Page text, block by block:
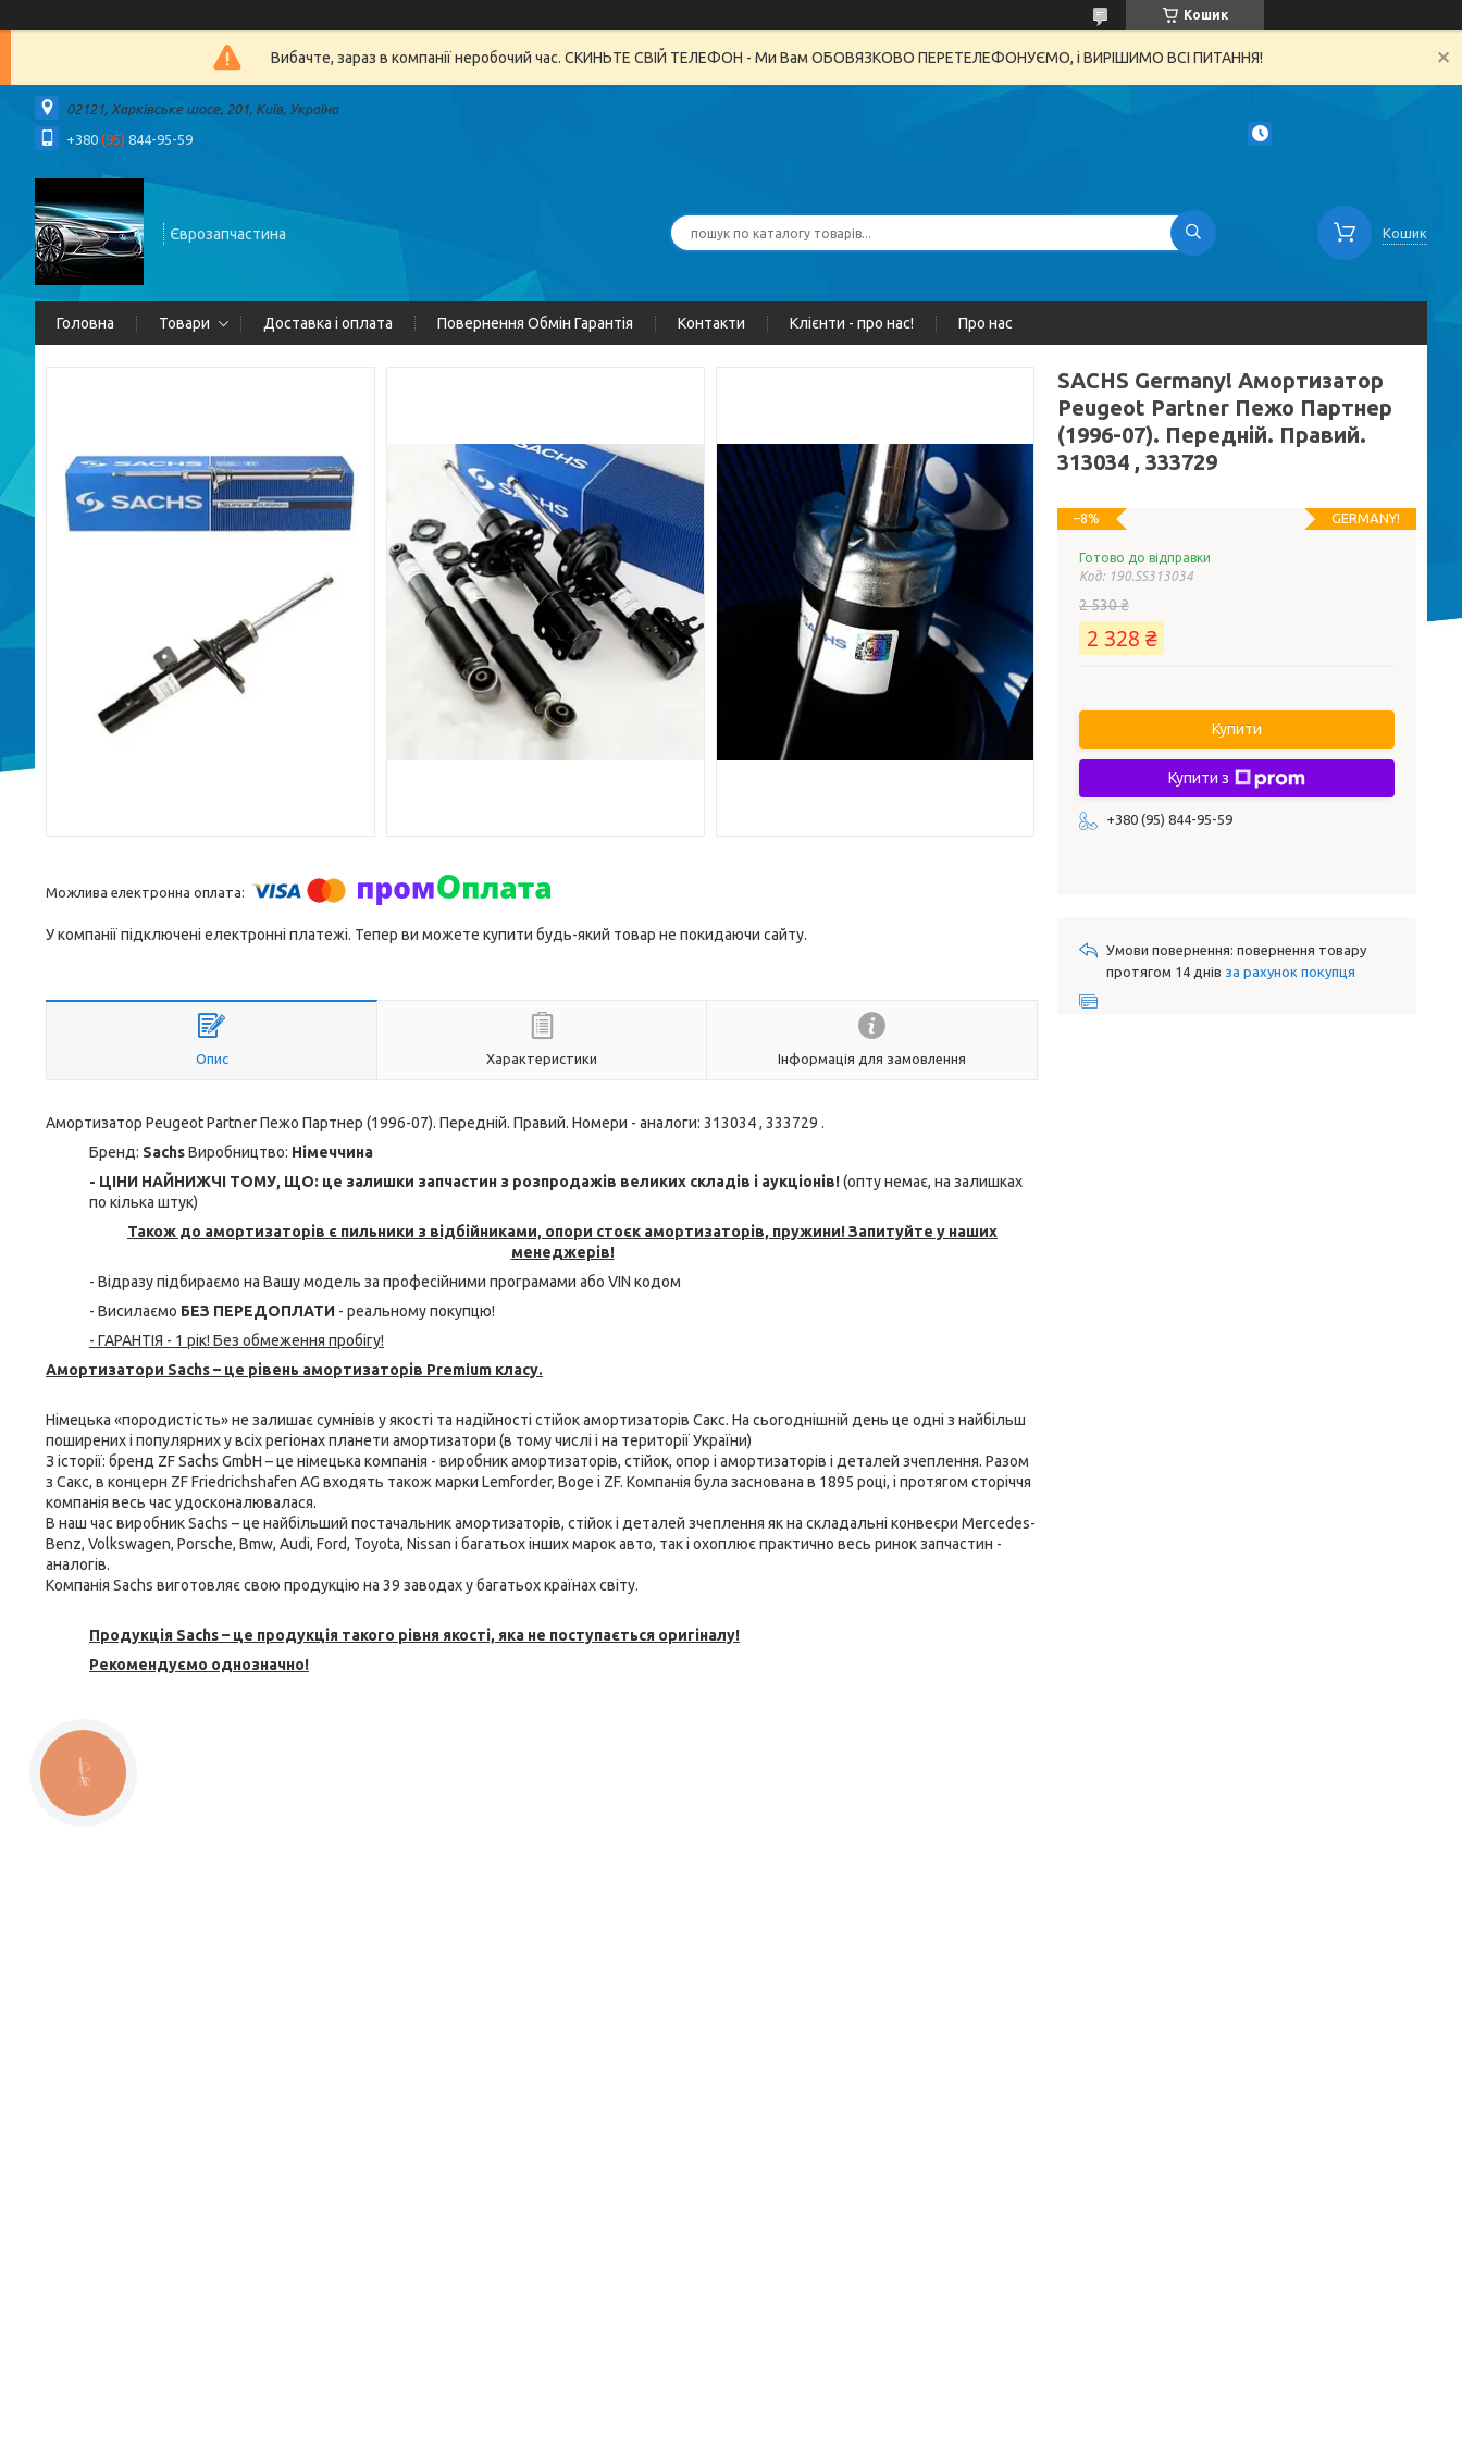
Кошик
Вибачте, зараз в компанії неробочий час. СКИНЬТЕ СВІЙ ТЕЛЕФОН - Ми Вам ОБОВЯЗКОВО ПЕРЕТЕЛЕФОНУЄМО, і ВИРІШИМО ВСІ ПИТАННЯ!
02121, Харківське шосе, 201, Київ, Україна
+380 (95) 844-95-59
Єврозапчастина Кошик
Головна Товари Доставка і оплата Повернення Обмін Гарантія Контакти Клієнти - про нас! Про нас
У компанії підключені електронні платежі. Тепер ви можете купити будь-який товар не покидаючи сайту.
Опис Характеристики Інформація для замовлення
Амортизатор Peugeot Partner Пежо Партнер (1996-07). Передній. Правий. Номери - аналоги: 313034 , 333729 .
Бренд: SachsВиробництво: Німеччина
- ЦІНИ НАЙНИЖЧІ ТОМУ, ЩО: це залишки запчастин з розпродажів великих складів і аукціонів!(опту немає, на залишках
по кілька штук)
Також до амортизаторів є пильники з відбійниками, опори стоєк амортизаторів, пружини! Запитуйте у наших
менеджерів!
- Відразу підбираємо на Вашу модель за професійними програмами або VIN кодом
- Висилаємо БЕЗ ПЕРЕДОПЛАТИ - реальному покупцю!
- ГАРАНТІЯ - 1 рік! Без обмеження пробігу!
Амортизатори Sachs – це рівень амортизаторів Premium класу.
Німецька «породистість» не залишає сумнівів у якості та надійності стійок амортизаторів Сакс. На сьогоднішній день це одні з найбільш
поширених і популярних у всіх регіонах планети амортизатори (в тому числі і на території України)
З історії: бренд ZF Sachs GmbH – це німецька компанія - виробник амортизаторів, стійок, опор і амортизаторів і деталей зчеплення. Разом
з Сакс, в концерн ZF Friedrichshafen AG входять також марки Lemforder, Boge і ZF. Компанія була заснована в 1895 році, і протягом сторіччя
компанія весь час удосконалювалася.
В наш час виробник Sachs – це найбільший постачальникамортизаторів, стійок і деталей зчеплення як на складальні конвеєри Mercedes-
Benz, Volkswagen, Porsche, Bmw, Audi, Ford, Toyota, Nissan і багатьох інших марок авто, так і охоплює практично весь ринок запчастин -
аналогів.
Компанія Sachs виготовляє свою продукцію на 39 заводах у багатьох країнах світу.
Продукція Sachs – це продукція такого рівня якості, яка не поступається оригіналу!
Рекомендуємо однозначно!
SACHS Germany! Амортизатор
Peugeot Partner Пежо Партнер
(1996-07). Передній. Правий.
313034 , 333729
GERMANY!
–8%
Готово до відправки
Код: 190.SS313034
2 530 ₴
2 328 ₴
Купити
Купити з
+380 (95) 844-95-59
повернення товару
протягом 14 днів за рахунок покупця
КНОПКА
ЗВ'ЯЗКУ